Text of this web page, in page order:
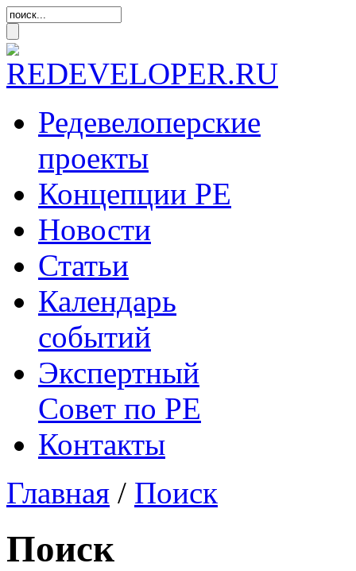
Редевелоперские
проекты
Концепции РЕ
Новости
Статьи
Календарь
событий
Экспертный
Совет по РЕ
Контакты
Главная / Поиск
Поиск